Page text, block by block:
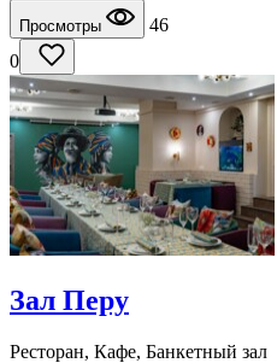
Просмотры
46
0
Зал Перу
Ресторан, Кафе, Банкетный зал